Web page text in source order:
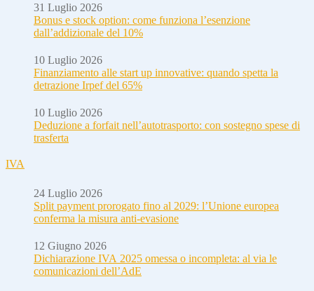
31 Luglio 2026
Bonus e stock option: come funziona l’esenzione
dall’addizionale del 10%
10 Luglio 2026
Finanziamento alle start up innovative: quando spetta la
detrazione Irpef del 65%
10 Luglio 2026
Deduzione a forfait nell’autotrasporto: con sostegno spese di
trasferta
IVA
24 Luglio 2026
Split payment prorogato fino al 2029: l’Unione europea
conferma la misura anti-evasione
12 Giugno 2026
Dichiarazione IVA 2025 omessa o incompleta: al via le
comunicazioni dell’AdE